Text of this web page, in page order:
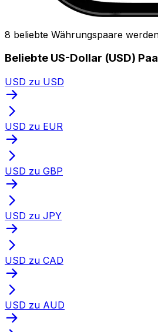
8 beliebte Währungspaare
Beliebte US-Dollar (USD)
USD zu USD
USD zu EUR
USD zu GBP
USD zu JPY
USD zu CAD
USD zu AUD